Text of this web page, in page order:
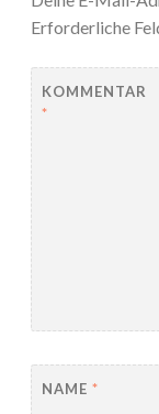
Erforderliche
KOMMENTAR
*
NAME *